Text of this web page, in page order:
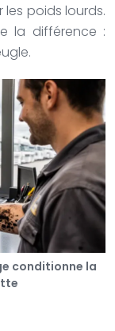
poids lourds.
la différence :
conditionne la